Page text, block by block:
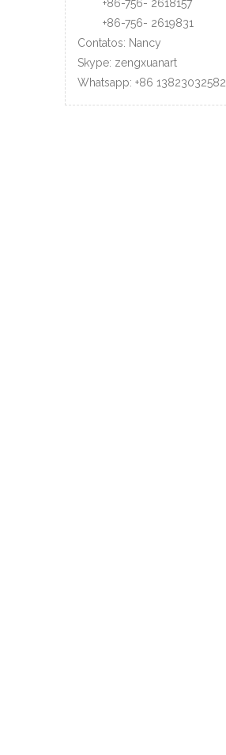
+86-756- 2618157
+86-756- 2619831
Contatos: Nancy
Skype: zengxuanart
Whatsapp: +86 13823032582